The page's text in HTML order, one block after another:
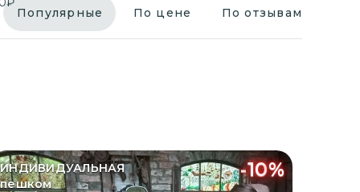
Популярные По цене По отзывам
ИНДИВИДУАЛЬНАЯ
пешком
-10%